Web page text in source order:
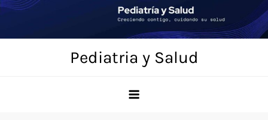
Saltar
contenido
Pediatria y Salud